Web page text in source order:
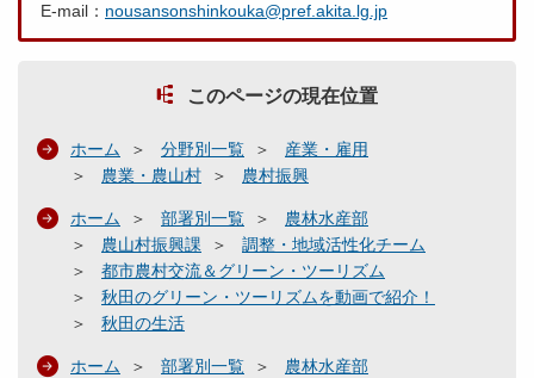
E-mail： nousansonshinkouka@pref.akita.lg.jp
このページの現在位置
ホーム 分野別一覧
産業・雇用
農業・農山村
農村振興
ホーム 部署別一覧
農林水産部
農山村振興課
調整・地域活性化チーム
都市農村交流＆グリーン・ツーリズム
秋田のグリーン・ツーリズムを動画で紹介！
秋田の生活
ホーム 部署別一覧
農林水産部